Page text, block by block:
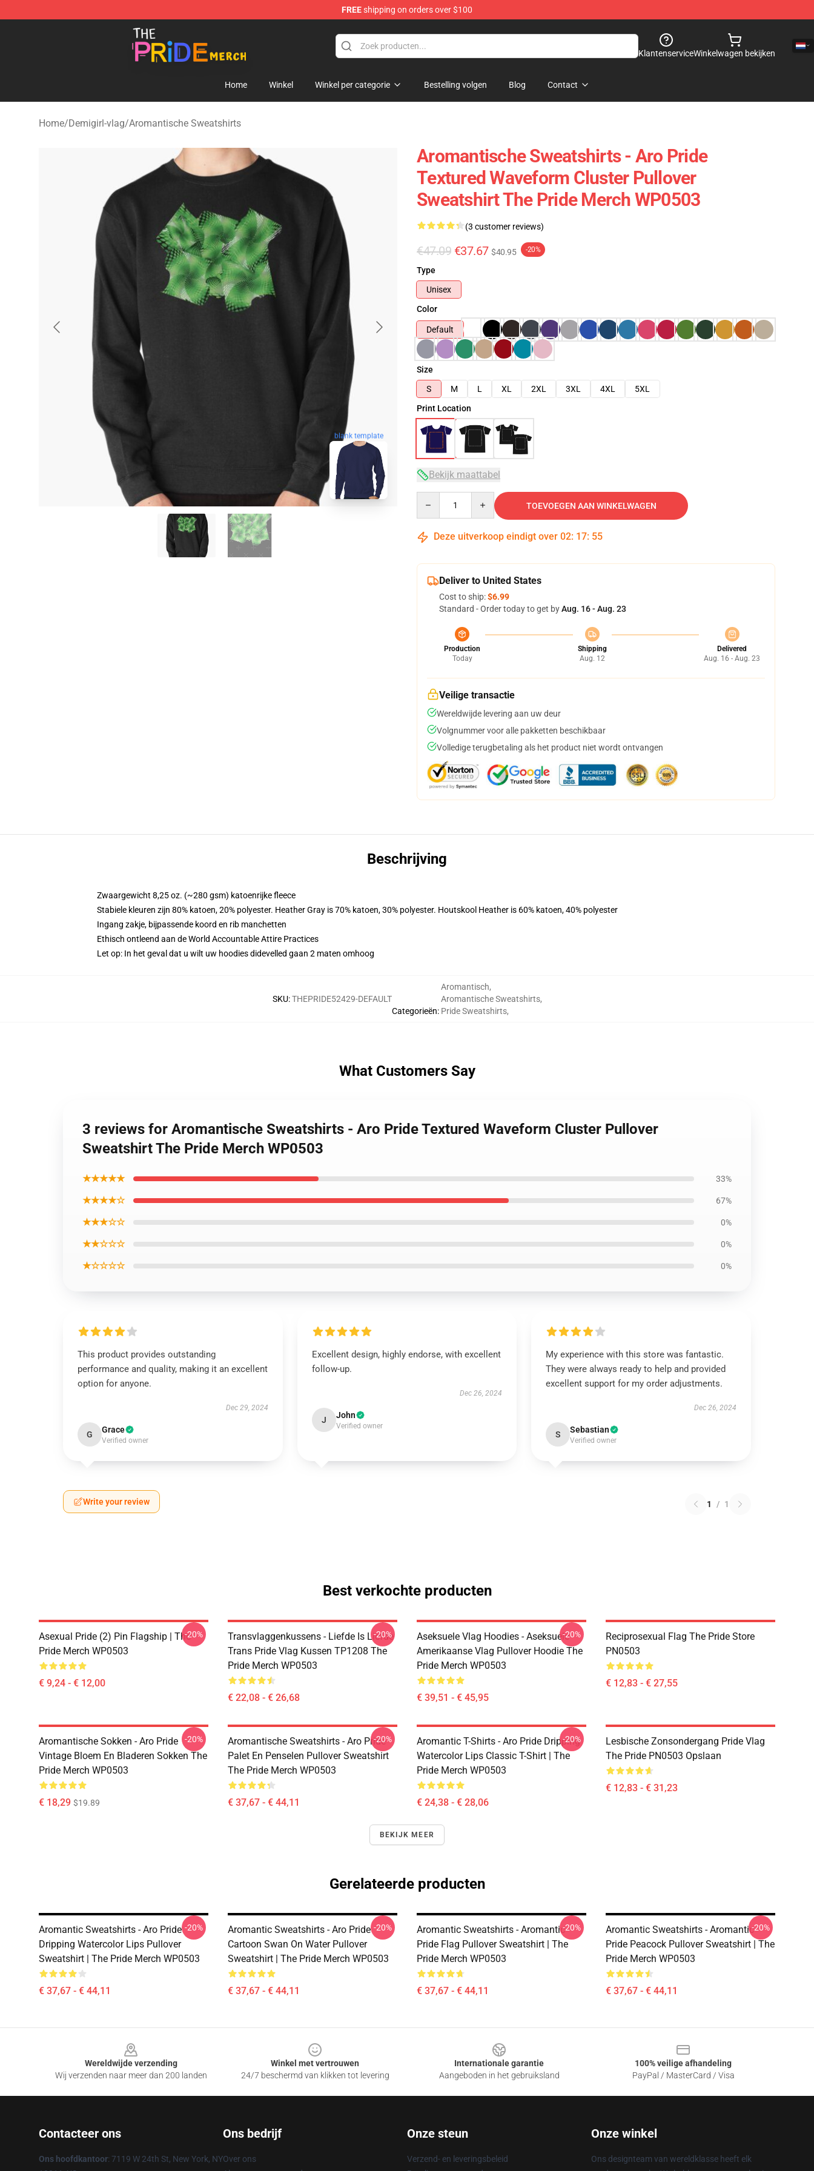
FREEshipping on orders over $100
The Pride Shop - Official The Pride Merchandise Store
KlantenserviceWinkelwagen bekijken
Home Winkel Winkel per categorie Bestelling volgen Blog Contact
Home/Demigirl-vlag/Aromantische Sweatshirts
blank template
Aromantische Sweatshirts - Aro Pride
Textured Waveform Cluster Pullover
Sweatshirt The Pride Merch WP0503
(3 customer reviews)
€47.09 €37.67 $40.95 -20%
Type
Unisex
Color
Default
Size
S
M L XL 2XL 3XL 4XL
5XL
Print Location
Bekijk maattabel
TOEVOEGEN AAN WINKELWAGEN
Deze uitverkoop eindigt over 02: 17: 54
Deliver to United States
Cost to ship:$6.99
Standard - Order today to get byAug. 16 - Aug. 23
Production
Today
Shipping
Aug. 12
Delivered
Aug. 16 - Aug. 23
Veilige transactie
Wereldwijde levering aan uw deur
Volgnummer voor alle pakketten beschikbaar
Volledige terugbetaling als het product niet wordt ontvangen
Beschrijving
Zwaargewicht 8,25 oz. (~280 gsm) katoenrijke fleece
Stabiele kleuren zijn 80% katoen, 20% polyester. Heather Gray is 70% katoen, 30% polyester. Houtskool Heather is 60% katoen, 40% polyester
Ingang zakje, bijpassende koord en rib manchetten
Ethisch ontleend aan de World Accountable Attire Practices
Let op: In het geval dat u wilt uw hoodies didevelled gaan 2 maten omhoog
SKU:THEPRIDE52429-DEFAULT
Categorieën:
Aromantisch,
Aromantische Sweatshirts,
Pride Sweatshirts,
What Customers Say
3 reviews for Aromantische Sweatshirts - Aro Pride Textured Waveform Cluster Pullover
Sweatshirt The Pride Merch WP0503
★★★★★ 33%
★★★★☆ 67%
★★★☆☆ 0%
★★☆☆☆ 0%
★☆☆☆☆ 0%
This product provides outstanding
performance and quality, making it an excellent
option for anyone.
Dec 29, 2024
G Grace
Verified owner
Excellent design, highly endorse, with excellent
follow-up.
Dec 26, 2024
J John
Verified owner
My experience with this store was fantastic.
They were always ready to help and provided
excellent support for my order adjustments.
Dec 26, 2024
S Sebastian
Verified owner
Write your review 1 / 1
Best verkochte producten
Asexual Pride (2) Pin Flagship | The
Pride Merch WP0503
€ 9,24 - € 12,00
-20%
Transvlaggenkussens - Liefde Is Liefde
Trans Pride Vlag Kussen TP1208 The
Pride Merch WP0503
€ 22,08 - € 26,68
-20%
Aseksuele Vlag Hoodies - Aseksuele
Amerikaanse Vlag Pullover Hoodie The
Pride Merch WP0503
€ 39,51 - € 45,95
-20%
Reciprosexual Flag The Pride Store
PN0503
€ 12,83 - € 27,55
Aromantische Sokken - Aro Pride
Vintage Bloem En Bladeren Sokken The
Pride Merch WP0503
€ 18,29 $19.89
-20%
Aromantische Sweatshirts - Aro Pride
Palet En Penselen Pullover Sweatshirt
The Pride Merch WP0503
€ 37,67 - € 44,11
-20%
Aromantic T-Shirts - Aro Pride Dripping
Watercolor Lips Classic T-Shirt | The
Pride Merch WP0503
€ 24,38 - € 28,06
-20%
Lesbische Zonsondergang Pride Vlag
The Pride PN0503 Opslaan
€ 12,83 - € 31,23
BEKIJK MEER
Gerelateerde producten
Aromantic Sweatshirts - Aro Pride
Dripping Watercolor Lips Pullover
Sweatshirt | The Pride Merch WP0503
€ 37,67 - € 44,11
-20%
Aromantic Sweatshirts - Aro Pride
Cartoon Swan On Water Pullover
Sweatshirt | The Pride Merch WP0503
€ 37,67 - € 44,11
-20%
Aromantic Sweatshirts - Aromantic
Pride Flag Pullover Sweatshirt | The
Pride Merch WP0503
€ 37,67 - € 44,11
-20%
Aromantic Sweatshirts - Aromantic
Pride Peacock Pullover Sweatshirt | The
Pride Merch WP0503
€ 37,67 - € 44,11
-20%
Wereldwijde verzending
Wij verzenden naar meer dan 200 landen
Winkel met vertrouwen
24/7 beschermd van klikken tot levering
Internationale garantie
Aangeboden in het gebruiksland
100% veilige afhandeling
PayPal / MasterCard / Visa
Contacteer ons
Ons hoofdkantoor: 7119 W 24th St, New York, NY
Ons bedrijf
Over ons
Onze steun
Verzend- en leveringsbeleid
Onze winkel
Ons designteam van wereldklasse heeft elk